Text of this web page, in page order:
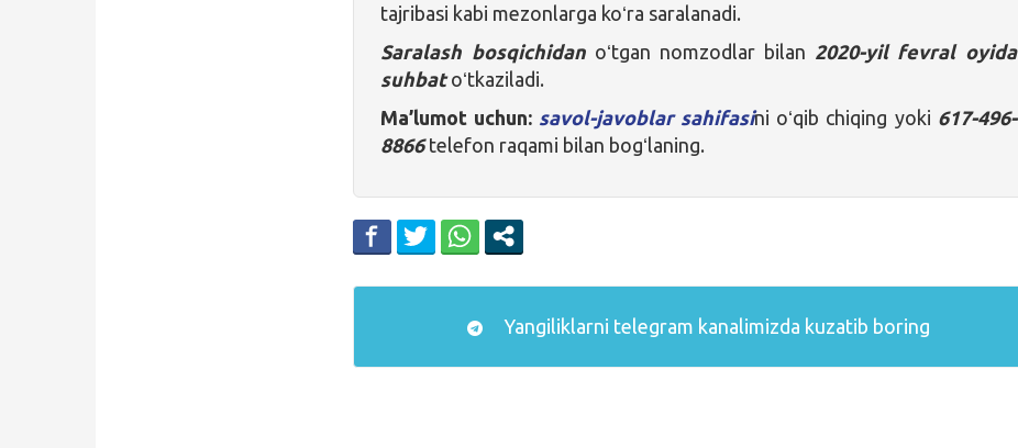
tajribasi kabi mezonlarga koʻra saralanadi.
Saralash bosqichidanoʻtgan nomzodlar bilan 2020-yil fevral oyida
suhbatoʻtkaziladi.
Ma’lumot uchun: savol-javoblar sahifasini oʻqib chiqing yoki 617-496-
8866telefon raqami bilan bogʻlaning.
Yangiliklarni telegram kanalimizda kuzatib boring